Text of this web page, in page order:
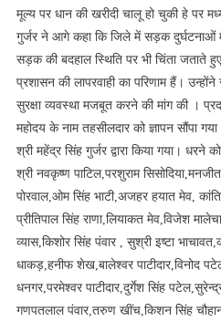
मूल्य पर धान की खरीदी चालू हो चुकी हे पर
गुर्जर ने आगे कहा कि जिले में सड़क दुर्घटनाओं
सड़क की बदहाल स्थिति पर भी चिंता जताते
प्रशासन की लापरवाही का परिणाम हैं।
सुरक्षा व्यवस्था मजबूत करने की मांग की ।
महोदय के नाम तहसीलदार को ज्ञापन सौंपा
श्री महेंद्र सिंह गुर्जर द्वारा किया गया। धरने
श्री नवकृष्ण पाटिल,परशुराम
पोरवाल,ओम सिंह भाटी,अजहर हयात मेव,
प्रीतिपाल सिंह राणा,लियाकत मेव,विजेश
व्यास,किशोर सिंह पंवार , सुश्री इष्टा
धाकड़,हनीफ शेख,बालेश्वर पाटीदार,विनोद
धनगर,परमेश्वर पाटीदार,दुर्गेश सिंह
गणपतलाल पंवार,तरुण खींच,किशन सिंह